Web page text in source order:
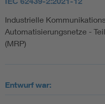
Industrielle
Automatisierungsnetze -
(MRP)
Entwurf war: